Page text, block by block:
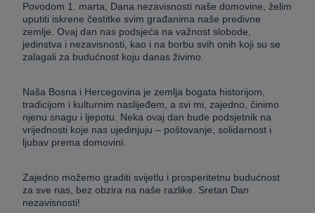
Povodom 1. marta, Dana nezavisnosti naše domovine, želim
uputiti iskrene čestitke svim građanima naše predivne
zemlje. Ovaj dan nas podsjeća na važnost slobode,
jedinstva i nezavisnosti, kao i na borbu svih onih koji su se
zalagali za budućnost koju danas živimo.
Naša Bosna i Hercegovina je zemlja bogata historijom,
tradicijom i kulturnim naslijeđem, a svi mi, zajedno, činimo
njenu snagu i ljepotu. Neka ovaj dan bude podsjetnik na
vrijednosti koje nas ujedinjuju – poštovanje, solidarnost i
ljubav prema domovini.
Zajedno možemo graditi svijetlu i prosperitetnu budućnost
za sve nas, bez obzira na naše razlike. Sretan Dan
nezavisnosti!